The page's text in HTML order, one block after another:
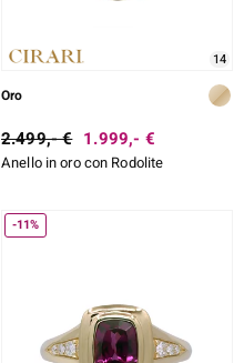
14
Oro
2.499,- € 1.999,- €
Anello in oro con Rodolite
-11%